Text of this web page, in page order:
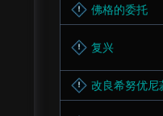
佛格的委托
复兴
改良希努优尼